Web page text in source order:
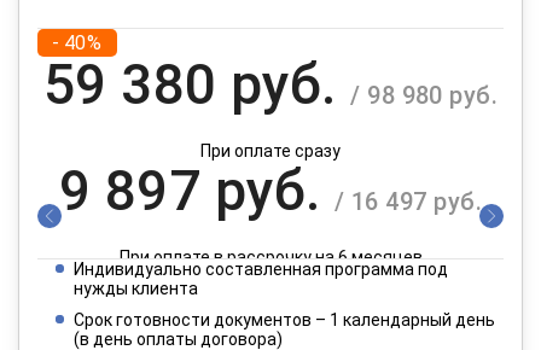
- 40%
59 380 руб. / 98 980 руб.
При оплате сразу
9 897 руб. / 16 497 руб.
При оплате в рассрочку на 6 месяцев
4 949 руб. / 8 249 руб.
Индивидуально составленная программа под
нужды клиента
Срок готовности документов – 1 календарный день
(в день оплаты договора)